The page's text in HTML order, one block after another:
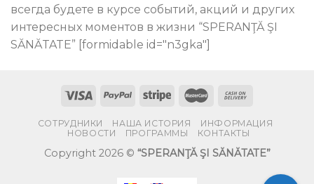
всегда будете в курсе событий, акций и других
интересных моментов в жизни “SPERANŢĂ ŞI
SĂNĂTATE” [formidable id="n3gka"]
СОТРУДНИКИ НАША ИСТОРИЯ
ИНФОРМАЦИЯ
НОВОСТИ
ПРОГРАММЫ КОНТАКТЫ
Copyright 2026 © “SPERANŢĂ ŞI SĂNĂTATE”